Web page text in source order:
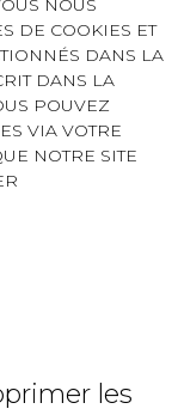
NOUS
DE COOKIES ET
DANS LA
DANS LA
POUVEZ
VIA VOTRE
NOTRE SITE
les